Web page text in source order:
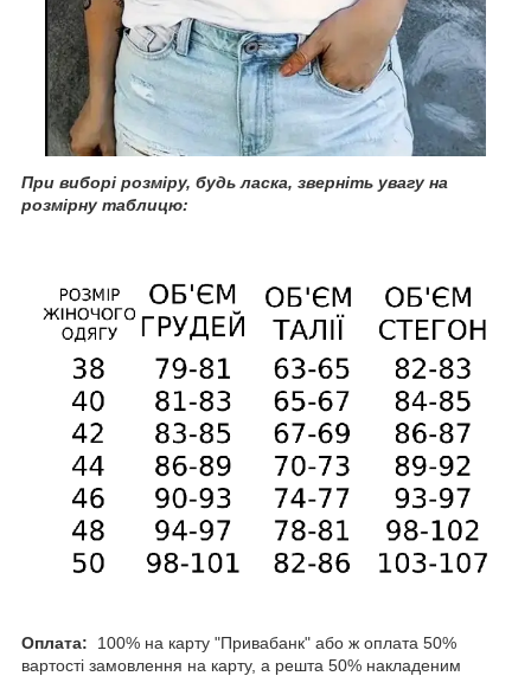
При виборі розміру, будь ласка, зверніть увагу на
розмірну таблицю:
Оплата:
100% на карту "Привабанк" або ж оплата 50%
вартості замовлення на карту, а решта 50% накладеним